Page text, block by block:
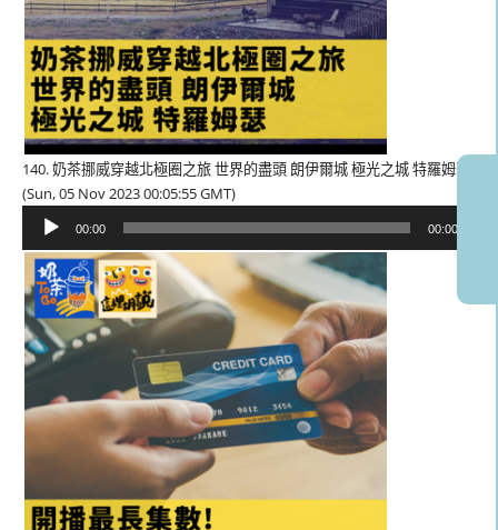
140. 奶茶挪威穿越北極圈之旅 世界的盡頭 朗伊爾城 極光之城 特羅姆瑟
(Sun, 05 Nov 2023 00:05:55 GMT)
播
放
器
00:00 00:00